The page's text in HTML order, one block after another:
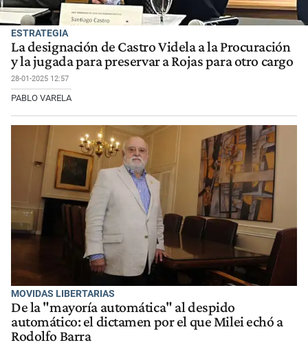
ESTRATEGIA
La designación de Castro Videla a la Procuración
y la jugada para preservar a Rojas para otro cargo
28-01-2025 12:57
PABLO VARELA
MOVIDAS LIBERTARIAS
De la "mayoría automática" al despido
automático: el dictamen por el que Milei echó a
Rodolfo Barra